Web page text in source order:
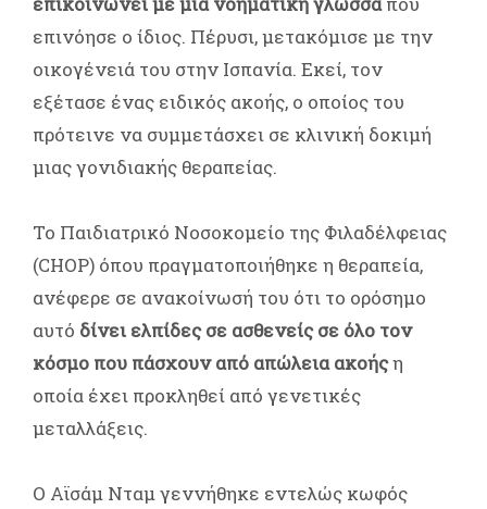
επινόησε ο ίδιος. Πέρυσι, μετακόμισε με την
οικογένειά του στην Ισπανία. Εκεί, τον
εξέτασε ένας ειδικός ακοής, ο οποίος του
πρότεινε να συμμετάσχει σε κλινική δοκιμή
μιας γονιδιακής θεραπείας.
Το Παιδιατρικό Νοσοκομείο της Φιλαδέλφειας
(CHOP) όπου πραγματοποιήθηκε η θεραπεία,
ανέφερε σε ανακοίνωσή του ότι το ορόσημο
αυτό δίνει ελπίδες σε ασθενείς σε όλο τον
κόσμο που πάσχουν από απώλεια ακοήςη
οποία έχει προκληθεί από γενετικές
μεταλλάξεις.
Ο Αϊσάμ Νταμ γεννήθηκε εντελώς κωφός